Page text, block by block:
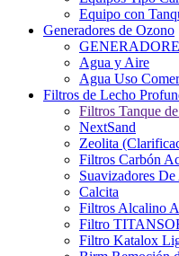
Equipo con
Generadores de Ozono
Agua y Aire
Agua Uso
Filtros de Lecho
Filtros Tanque
NextSand
Zeolita
Filtros Carbón
Suavizadores De
Calcita
Filtros Alcalino
Filtro
Filtro Katalox